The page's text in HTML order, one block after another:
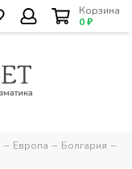
Корзина
0 ₽
Европа Болгария